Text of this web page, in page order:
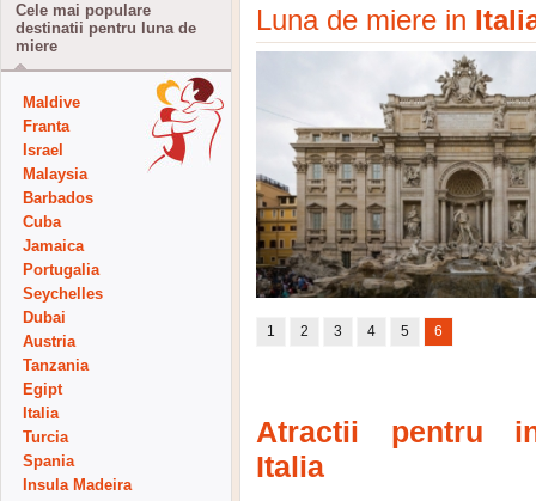
Cele mai populare
destinatii pentru luna de
miere
Maldive
Franta
Israel
Malaysia
Barbados
Cuba
Jamaica
Portugalia
Seychelles
Dubai
Austria
Tanzania
Egipt
Italia
Turcia
Spania
Insula Madeira
Luna de miere in
1 2 3 4 5 6
Atractii pentru
Italia